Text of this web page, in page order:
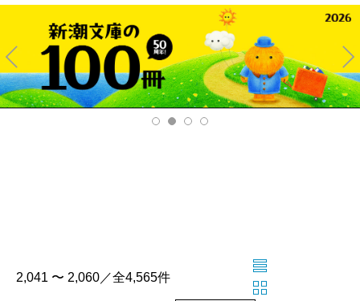
Pre
v
Ne
xt
2,041 〜 2,060／全4,565件